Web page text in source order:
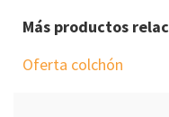
Más productos
Oferta colchón